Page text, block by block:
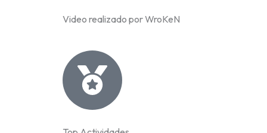
Video realizado por WroKeN